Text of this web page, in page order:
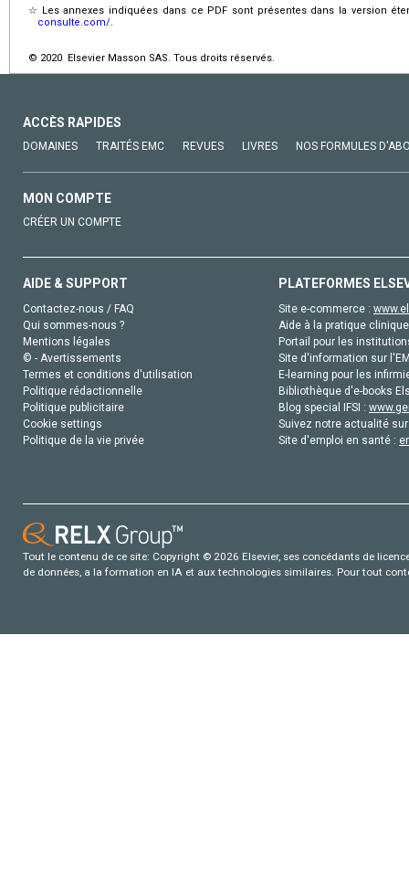
☆ Les annexes indiquées dans ce PDF sont présentes dans la version
consulte.com/.
© 2020 Elsevier Masson SAS. Tous droits réservés.
ACCÈS RAPIDES
DOMAINES TRAITÉS EMC REVUES LIVRES NOS FORMULES
MON COMPTE
CRÉER UN COMPTE
AIDE & SUPPORT
Contactez-nous / FAQ
Qui sommes-nous ?
Mentions légales
© - Avertissements
Termes et conditions d'utilisation
Politique rédactionnelle
Politique publicitaire
Cookie settings
Politique de la vie privée
PLATEFORMES
Site e-commerce :
Aide à la pratique
Portail pour les
Site d'information sur
E-learning pour les
Bibliothèque d'e-books
Blog special IFSI :
Suivez notre actualité
Site d'emploi en santé :
Tout le contenu de ce site: Copyright © 2026 Elsevier, ses concédants de
de données, a la formation en IA et aux technologies similaires. Pour tout